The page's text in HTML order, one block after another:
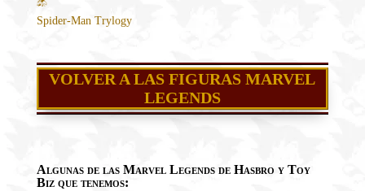
Spider-Man Trylogy
VOLVER A LAS FIGURAS MARVEL
LEGENDS
Algunas de las Marvel Legends de Hasbro y Toy
Biz que tenemos: